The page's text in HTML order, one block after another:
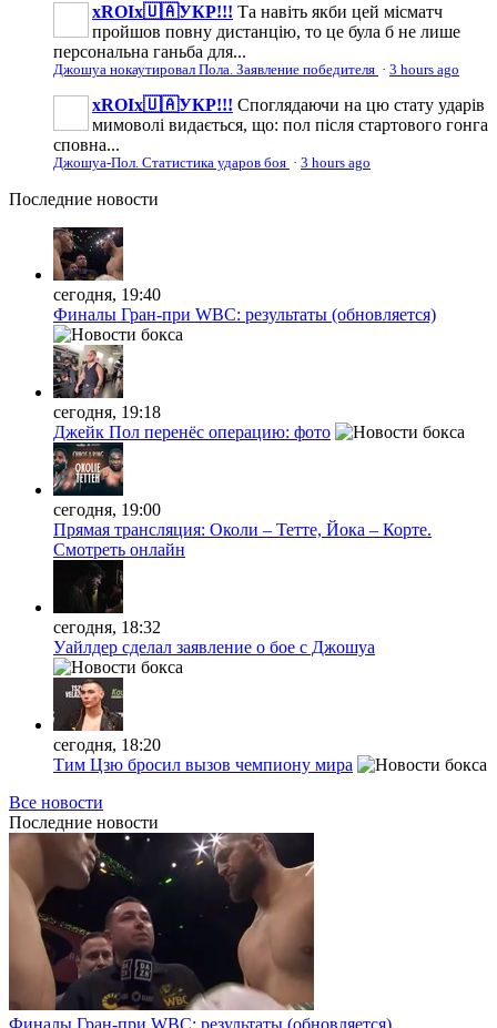
xROIx🇺🇦УКР!!! Та навіть якби цей місматч
пройшов повну дистанцію, то це була б не лише
персональна ганьба для...
Джошуа нокаутировал Пола. Заявление победителя · 3 hours ago
xROIx🇺🇦УКР!!! Споглядаючи на цю стату ударів
мимоволі видається, що: пол після стартового гонга
сповна...
Джошуа-Пол. Статистика ударов боя · 3 hours ago
Последние новости
сегодня, 19:40
Финалы Гран-при WBC: результаты (обновляется)
сегодня, 19:18
Джейк Пол перенёс операцию: фото
сегодня, 19:00
Прямая трансляция: Околи – Тетте, Йока – Корте.
Смотреть онлайн
сегодня, 18:32
Уайлдер сделал заявление о бое с Джошуа
сегодня, 18:20
Тим Цзю бросил вызов чемпиону мира
Все новости
Последние новости
Финалы Гран-при WBC: результаты (обновляется)